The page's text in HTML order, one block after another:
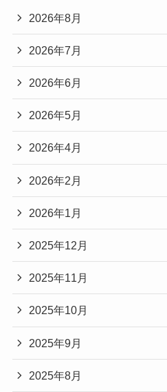
2026年8月
2026年7月
2026年6月
2026年5月
2026年4月
2026年2月
2026年1月
2025年12月
2025年11月
2025年10月
2025年9月
2025年8月